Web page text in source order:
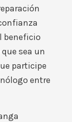
beneficio
sea un
participe
entre